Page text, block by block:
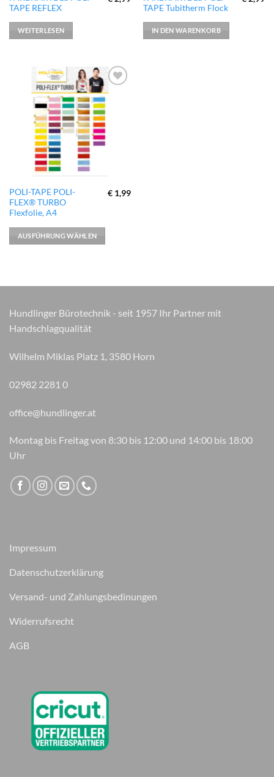
TAPE REFLEX
WEITERLESEN
TAPE Tubitherm Flock
IN DEN WARENKORB
zur
Wunschliste
hinzufügen
POLI-TAPE POLI-
FLEX® TURBO
Flexfolie, A4
€ 1,99
AUSFÜHRUNG WÄHLEN
Dieses
Produkt
weist
mehrere
Varianten
der
Produktseite
werden
Hundlinger Bürotechnik - seit 1957 Ihr Partner mit
Handschlagqualität
Wilhelm Miklas Platz 1, 3580 Horn
02982 2281 0
office@hundlinger.at
Montag bis Freitag von 8:30 bis 12:00 und 14:00 bis 18:00
Uhr
Impressum
Datenschutzerklärung
Versand- und Zahlungsbedinungen
Widerrufsrecht
AGB